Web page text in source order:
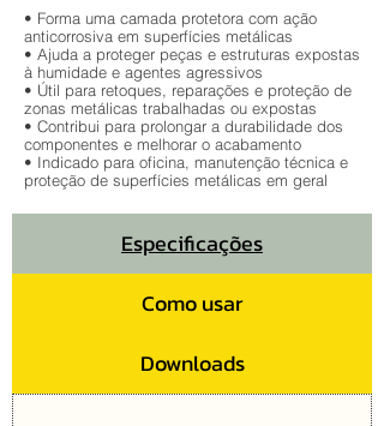
• Forma uma camada protetora com ação
anticorrosiva em superfícies metálicas
• Ajuda a proteger peças e estruturas expostas
à humidade e agentes agressivos
• Útil para retoques, reparações e proteção de
zonas metálicas trabalhadas ou expostas
• Contribui para prolongar a durabilidade dos
componentes e melhorar o acabamento
• Indicado para oficina, manutenção técnica e
proteção de superfícies metálicas em geral
Especificações
Como usar
Downloads